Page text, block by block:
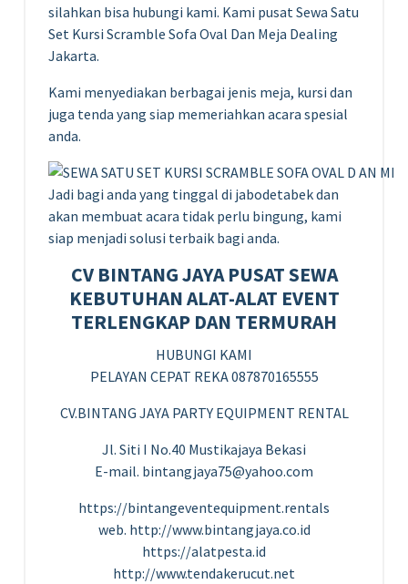
silahkan bisa hubungi kami. Kami pusat Sewa Satu
Set Kursi Scramble Sofa Oval Dan Meja Dealing
Jakarta.
Kami menyediakan berbagai jenis meja, kursi dan
juga tenda yang siap memeriahkan acara spesial
anda.
Jadi bagi anda yang tinggal di jabodetabek dan
akan membuat acara tidak perlu bingung, kami
siap menjadi solusi terbaik bagi anda.
CV BINTANG JAYA PUSAT SEWA
KEBUTUHAN ALAT-ALAT EVENT
TERLENGKAP DAN TERMURAH
HUBUNGI KAMI
PELAYAN CEPAT REKA 087870165555
CV.BINTANG JAYA PARTY EQUIPMENT RENTAL
Jl. Siti I No.40 Mustikajaya Bekasi
E-mail. bintangjaya75@yahoo.com
https://bintangeventequipment.rentals
web. http://www.bintangjaya.co.id
https://alatpesta.id
http://www.tendakerucut.net